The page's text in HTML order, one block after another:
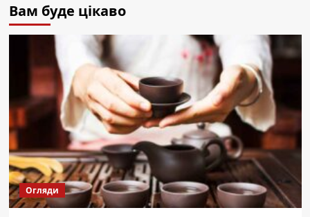
Вам буде цікаво
Огляди